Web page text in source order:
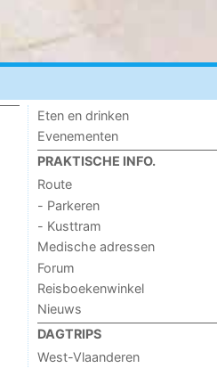
Eten en drinken
Evenementen
PRAKTISCHE INFO.
Route
- Parkeren
- Kusttram
Medische adressen
Forum
Reisboekenwinkel
Nieuws
DAGTRIPS
West-Vlaanderen